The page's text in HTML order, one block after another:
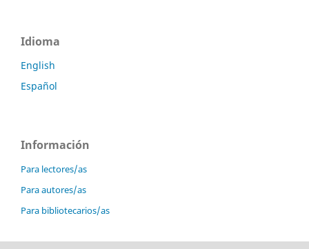
Idioma
English
Español
Información
Para lectores/as
Para autores/as
Para bibliotecarios/as